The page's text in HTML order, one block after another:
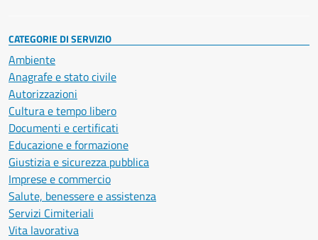
CATEGORIE DI SERVIZIO
Ambiente
Anagrafe e stato civile
Autorizzazioni
Cultura e tempo libero
Documenti e certificati
Educazione e formazione
Giustizia e sicurezza pubblica
Imprese e commercio
Salute, benessere e assistenza
Servizi Cimiteriali
Vita lavorativa